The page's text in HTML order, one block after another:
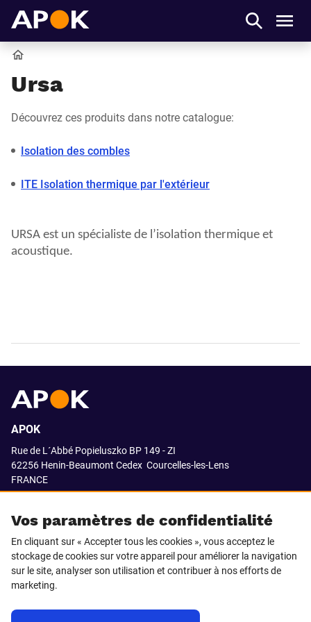
Ursa
Découvrez ces produits dans notre catalogue:
Isolation des combles
ITE Isolation thermique par l'extérieur
URSA est un spécialiste de l’isolation thermique et
acoustique.
Vos paramètres de confidentialité
En cliquant sur « Accepter tous les cookies », vous acceptez le
stockage de cookies sur votre appareil pour améliorer la navigation
sur le site, analyser son utilisation et contribuer à nos efforts de
marketing.
APOK
Rue de L´Abbé Popieluszko BP 149 - ZI
62256 Henin-Beaumont Cedex Courcelles-les-Lens
FRANCE
SUIVEZ-NOUS SUR